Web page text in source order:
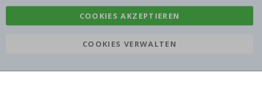
COOKIES AKZEPTIEREN
COOKIES VERWALTEN